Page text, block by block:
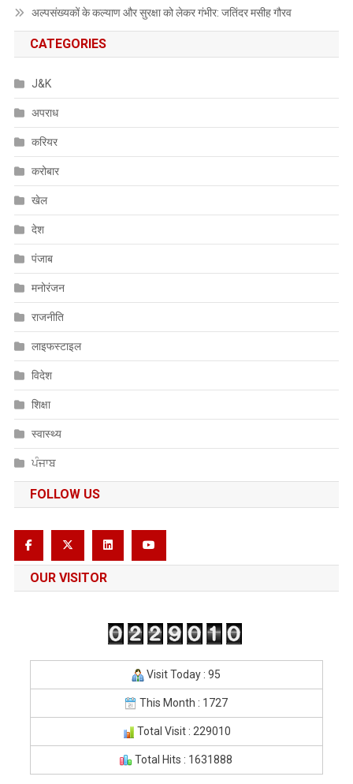
अल्पसंख्यकों के कल्याण और सुरक्षा को लेकर गंभीर: जतिंदर मसीह गौरव
CATEGORIES
J&K
अपराध
करियर
करोबार
खेल
देश
पंजाब
मनोरंजन
राजनीति
लाइफस्टाइल
विदेश
शिक्षा
स्वास्थ्य
ਪੰਜਾਬ
FOLLOW US
OUR VISITOR
Visit Today : 95
This Month : 1727
Total Visit : 229010
Total Hits : 1631888